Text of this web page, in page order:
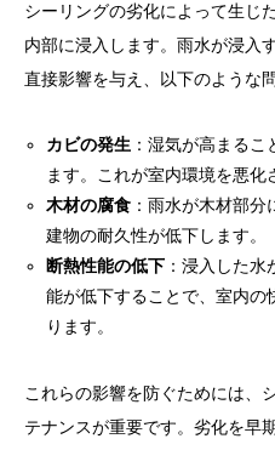
シーリングの劣化によって生じ
内部に浸入します。雨水が浸入
直接影響を与え、以下のような
カビの発生 ：湿気が高まる
ます。これが室内環境を悪化
木材の腐食 ：雨水が木材部分
建物の耐久性が低下します。
断熱性能の低下 ：浸入した
能が低下することで、室内の
ります。
これらの影響を防ぐためには、
テナンスが重要です。劣化を早